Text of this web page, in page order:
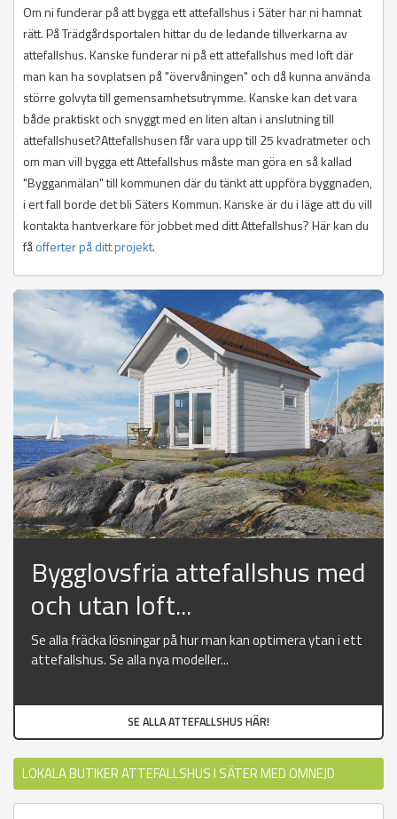
Om ni funderar på att bygga ett attefallshus i Säter har ni hamnat
rätt. På Trädgårdsportalen hittar du de ledande tillverkarna av
attefallshus. Kanske funderar ni på ett attefallshus med loft där
man kan ha sovplatsen på "övervåningen" och då kunna använda
större golvyta till gemensamhetsutrymme. Kanske kan det vara
både praktiskt och snyggt med en liten altan i anslutning till
attefallshuset?Attefallshusen får vara upp till 25 kvadratmeter och
om man vill bygga ett Attefallshus måste man göra en så kallad
"Bygganmälan" till kommunen där du tänkt att uppföra byggnaden,
i ert fall borde det bli Säters Kommun. Kanske är du i läge att du vill
kontakta hantverkare för jobbet med ditt Attefallshus? Här kan du
fåofferter på ditt projekt.
Bygglovsfria attefallshus med
och utan loft...
Se alla fräcka lösningar på hur man kan optimera ytan i ett
attefallshus. Se alla nya modeller...
SE ALLA ATTEFALLSHUS HÄR!
LOKALA BUTIKER ATTEFALLSHUS I SÄTER MED OMNEJD